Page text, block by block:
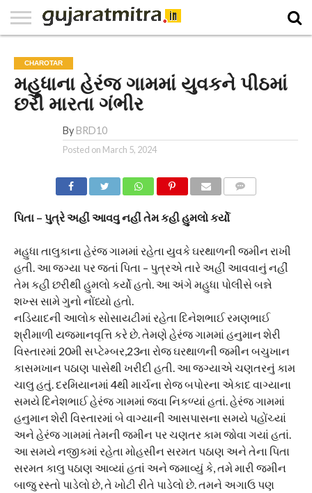
PAPER
NATIONAL
WORLD
BUSINESS
SPORTS
GUJARAT
OPINION
MORE
CHAROTAR
મહુધાના હેરંજ ગામમાં યુવકને પીઠમાં
છરી મારતા ગંભીર
By BRD10
Posted on March 5, 2024
પિતા – પુત્રે અહીં આવવુ નહીં તેમ કહી હુમલો કર્યો
મહુધા તાલુકાના હેરંજ ગામમાં રહેતા યુવકે ઘરથાળની જમીન રાખી
હતી. આ જગ્યા પર જતાં પિતા – પુત્રએ તારે અહીં આવવાનું નહીં
તેમ કહી છરીથી હુમલો કર્યો હતો. આ અંગે મહુધા પોલીસે બન્ને
શખ્સ સામે ગુનો નોંધ્યો હતો.
નડિયાદની આલોક સોસાયટીમાં રહેતા દિનેશભાઈ રમણભાઈ
શ્રીમાળી યજમાનવૃત્તિ કરે છે. તેમણે હેરંજ ગામમાં હનુમાન શેરી
વિસ્તારમાં 20મી સપ્ટેમ્બર,23ના રોજ ઘરથાળની જમીન બચુખાન
કાસમખાન પઠાણ પાસેથી ખરીદી હતી. આ જગ્યાએ ચણતરનું કામ
ચાલુ હતું. દરમિયાનમાં 4થી માર્ચના રોજ બપોરના એકાદ વાગ્યાના
સમયે દિનેશભાઈ હેરંજ ગામમાં જવા નિકળ્યાં હતાં. હેરંજ ગામમાં
હનુમાન શેરી વિસ્તારમાં બે વાગ્યાની આસપાસના સમયે પહોંચ્યાં
અને હેરંજ ગામમાં તેમની જમીન પર ચણતર કામ જોવા ગયાં હતાં.
આ સમયે નજીકમાં રહેતા મોહસીન સરમત પઠાણ અને તેના પિતા
સરમત કાલુ પઠાણ આવ્યાં હતાં અને જમાવ્યું કે, તમે મારી જમીન
બાજુ રસ્તો પાડેલો છે, તે ખોટી રીતે પાડેલો છે. તમને અગાઉ પણ